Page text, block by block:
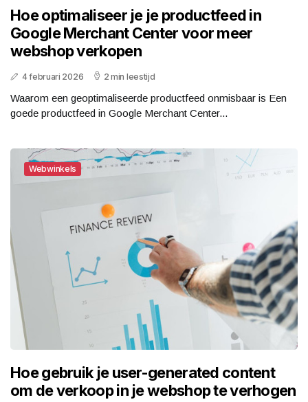
Hoe optimaliseer je je productfeed in
Google Merchant Center voor meer
webshop verkopen
4 februari 2026 2 min leestijd
Waarom een geoptimaliseerde productfeed onmisbaar is Een
goede productfeed in Google Merchant Center...
Webwinkels
Hoe gebruik je user-generated content
om de verkoop in je webshop te verhogen